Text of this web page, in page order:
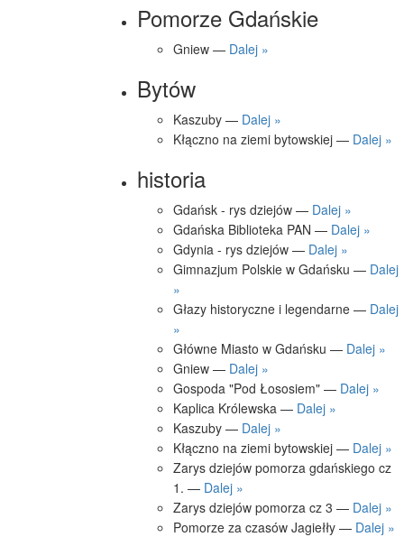
Pomorze Gdańskie
Gniew — Dalej »
Bytów
Kaszuby — Dalej »
Kłączno na ziemi bytowskiej — Dalej »
historia
Gdańsk - rys dziejów — Dalej »
Gdańska Biblioteka PAN — Dalej »
Gdynia - rys dziejów — Dalej »
Gimnazjum Polskie w Gdańsku — Dalej
»
Głazy historyczne i legendarne — Dalej
»
Główne Miasto w Gdańsku — Dalej »
Gniew — Dalej »
Gospoda "Pod Łososiem" — Dalej »
Kaplica Królewska — Dalej »
Kaszuby — Dalej »
Kłączno na ziemi bytowskiej — Dalej »
Zarys dziejów pomorza gdańskiego cz
1. — Dalej »
Zarys dziejów pomorza cz 3 — Dalej »
Pomorze za czasów Jagiełły — Dalej »